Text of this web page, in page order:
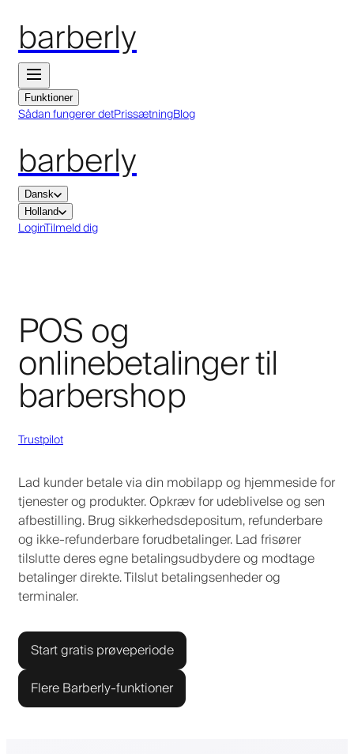
barberly
Funktioner
Sådan fungerer detPrissætningBlog
barberly
Dansk
Holland
LoginTilmeld dig
POS og
onlinebetalinger til
barbershop
Trustpilot
Lad kunder betale via din mobilapp og hjemmeside for
tjenester og produkter. Opkræv for udeblivelse og sen
afbestilling. Brug sikkerhedsdepositum, refunderbare
og ikke-refunderbare forudbetalinger. Lad frisører
tilslutte deres egne betalingsudbydere og modtage
betalinger direkte. Tilslut betalingsenheder og
terminaler.
Start gratis prøveperiode
Flere Barberly-funktioner